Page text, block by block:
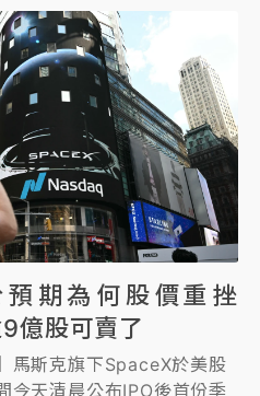
期為何股價重挫
億股可賣了
馬斯克旗下SpaceX於美股
今天清晨公布IPO後首份季